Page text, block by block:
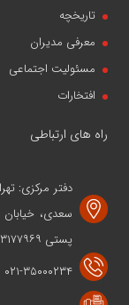
تاریخچه
معرفی مدیران
مسئولیت اجتماعی
افتخارات
راه های ارتباطی
دفتر مرکزی:
پستی ۳۳۹۳۱۷۷۹۶۹
۰۲۱-۳۵۰۰۰۲۳۴